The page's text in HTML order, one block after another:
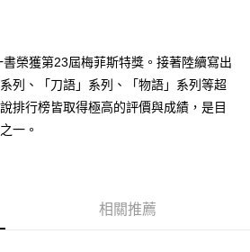
進行付款，方視為交易完成。
不需立刻繳費，但若您需要取消訂單，請聯絡
意取消之訂單仍視為有效，需透過AFTEE先享
先享後付 」之結帳頁面顯示為準，若有關於
欲退款等相關疑問，請聯繫「AFTEE先享後付
司。
請瀏覽以下網址：
以上)免運費
以上)免運費
以上)免運費
榮獲第23屆梅菲斯特獎。接著陸續寫出
列、「刀語」系列、「物語」系列等超
排行榜皆取得極高的評價與成績，是目
一。
相關推薦